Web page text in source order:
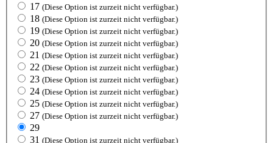
17 (Diese Option ist zurzeit nicht verfügbar.)
18 (Diese Option ist zurzeit nicht verfügbar.)
19 (Diese Option ist zurzeit nicht verfügbar.)
20 (Diese Option ist zurzeit nicht verfügbar.)
21 (Diese Option ist zurzeit nicht verfügbar.)
22 (Diese Option ist zurzeit nicht verfügbar.)
23 (Diese Option ist zurzeit nicht verfügbar.)
24 (Diese Option ist zurzeit nicht verfügbar.)
25 (Diese Option ist zurzeit nicht verfügbar.)
27 (Diese Option ist zurzeit nicht verfügbar.)
29
31 (Diese Option ist zurzeit nicht verfügbar.)